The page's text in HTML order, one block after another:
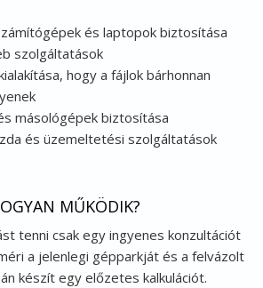
és laptopok biztosítása
szolgáltatások
hogy a fájlok bárhonnan
másológépek biztosítása
és üzemeltetési szolgáltatások
MŰKÖDIK?
tenni csak egy ingyenes konzultációt
a jelenlegi gépparkját és a felvázolt
készít egy előzetes kalkulációt.